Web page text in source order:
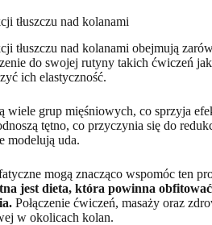
tłuszczu nad kolanami
tłuszczu nad kolanami obejmują
do swojej rutyny takich ćwiczeń jak
ich elastyczność.
wiele grup mięśniowych, co sprzyja
tętno, co przyczynia się do
modelują uda.
mogą znacząco wspomóc ten
jest dieta, która powinna obfitować
Połączenie ćwiczeń, masaży oraz
w okolicach kolan.